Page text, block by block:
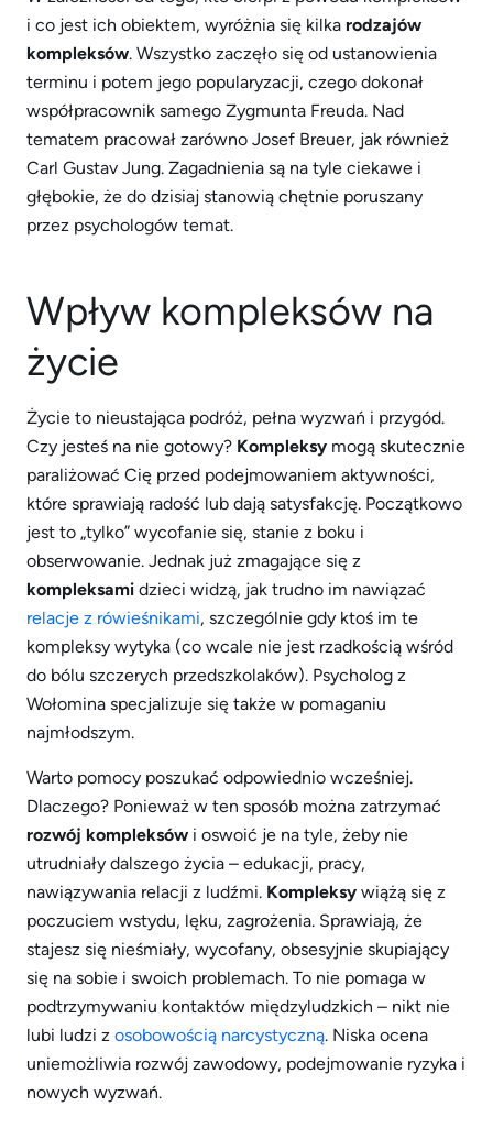
i co jest ich obiektem, wyróżnia się kilka rodzajów
kompleksów. Wszystko zaczęło się od ustanowienia
terminu i potem jego popularyzacji, czego dokonał
współpracownik samego Zygmunta Freuda. Nad
tematem pracował zarówno Josef Breuer, jak również
Carl Gustav Jung. Zagadnienia są na tyle ciekawe i
głębokie, że do dzisiaj stanowią chętnie poruszany
przez psychologów temat.
Wpływ kompleksów na
życie
Życie to nieustająca podróż, pełna wyzwań i przygód.
Czy jesteś na nie gotowy? Kompleksy mogą skutecznie
paraliżować Cię przed podejmowaniem aktywności,
które sprawiają radość lub dają satysfakcję. Początkowo
jest to „tylko” wycofanie się, stanie z boku i
obserwowanie. Jednak już zmagające się z
kompleksami dzieci widzą, jak trudno im nawiązać
relacje z rówieśnikami, szczególnie gdy ktoś im te
kompleksy wytyka (co wcale nie jest rzadkością wśród
do bólu szczerych przedszkolaków). Psycholog z
Wołomina specjalizuje się także w pomaganiu
najmłodszym.
Warto pomocy poszukać odpowiednio wcześniej.
Dlaczego? Ponieważ w ten sposób można zatrzymać
rozwój kompleksów i oswoić je na tyle, żeby nie
utrudniały dalszego życia – edukacji, pracy,
nawiązywania relacji z ludźmi. Kompleksy wiążą się z
poczuciem wstydu, lęku, zagrożenia. Sprawiają, że
stajesz się nieśmiały, wycofany, obsesyjnie skupiający
się na sobie i swoich problemach. To nie pomaga w
podtrzymywaniu kontaktów międzyludzkich – nikt nie
lubi ludzi z osobowością narcystyczną. Niska ocena
uniemożliwia rozwój zawodowy, podejmowanie ryzyka i
nowych wyzwań.